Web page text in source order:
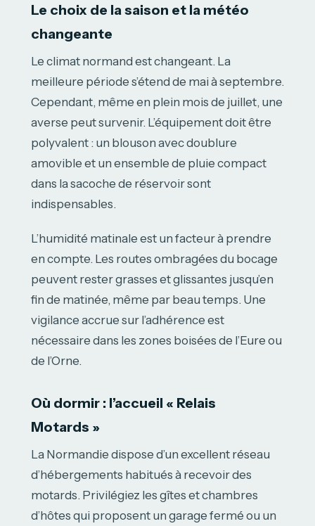
Le choix de la saison et la météo
changeante
Le climat normand est changeant. La
meilleure période s’étend de mai à septembre.
Cependant, même en plein mois de juillet, une
averse peut survenir. L’équipement doit être
polyvalent : un blouson avec doublure
amovible et un ensemble de pluie compact
dans la sacoche de réservoir sont
indispensables.
L’humidité matinale est un facteur à prendre
en compte. Les routes ombragées du bocage
peuvent rester grasses et glissantes jusqu’en
fin de matinée, même par beau temps. Une
vigilance accrue sur l’adhérence est
nécessaire dans les zones boisées de l’Eure ou
de l’Orne.
Où dormir : l’accueil « Relais
Motards »
La Normandie dispose d’un excellent réseau
d’hébergements habitués à recevoir des
motards. Privilégiez les gîtes et chambres
d’hôtes qui proposent un garage fermé ou un